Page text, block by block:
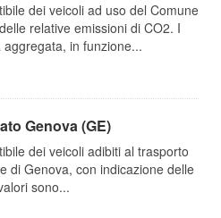
dei veicoli ad uso del Comune
relative emissioni di CO2. I
in funzione...
Genova (GE)
dei veicoli adibiti al trasporto
di Genova, con indicazione delle
sono...